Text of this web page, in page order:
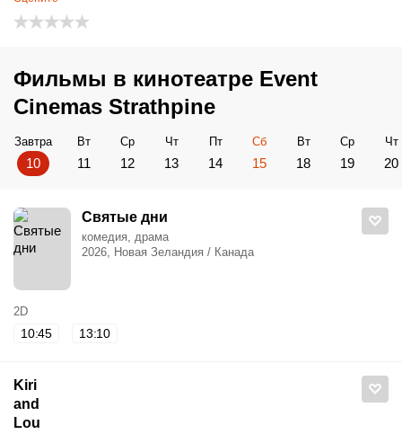
Фильмы в кинотеатре Event
Cinemas Strathpine
Завтра
10
Вт
11
Ср
12
Чт
13
Пт
14
Сб
15
Вт
18
Ср
19
Чт
20
Cвятые дни
комедия, драма
2026, Новая Зеландия / Канада
2D
10:45 13:10
Kiri
and
Lou